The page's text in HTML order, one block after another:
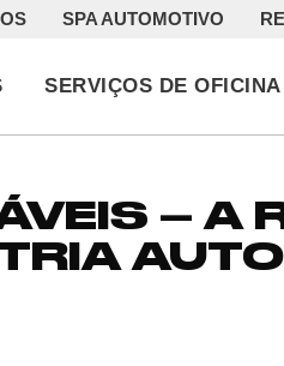
SPA AUTOMOTIVO
SERVIÇOS DE OFICINA
– A